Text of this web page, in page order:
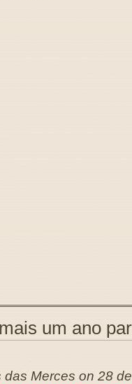
um ano
das Merces on 28